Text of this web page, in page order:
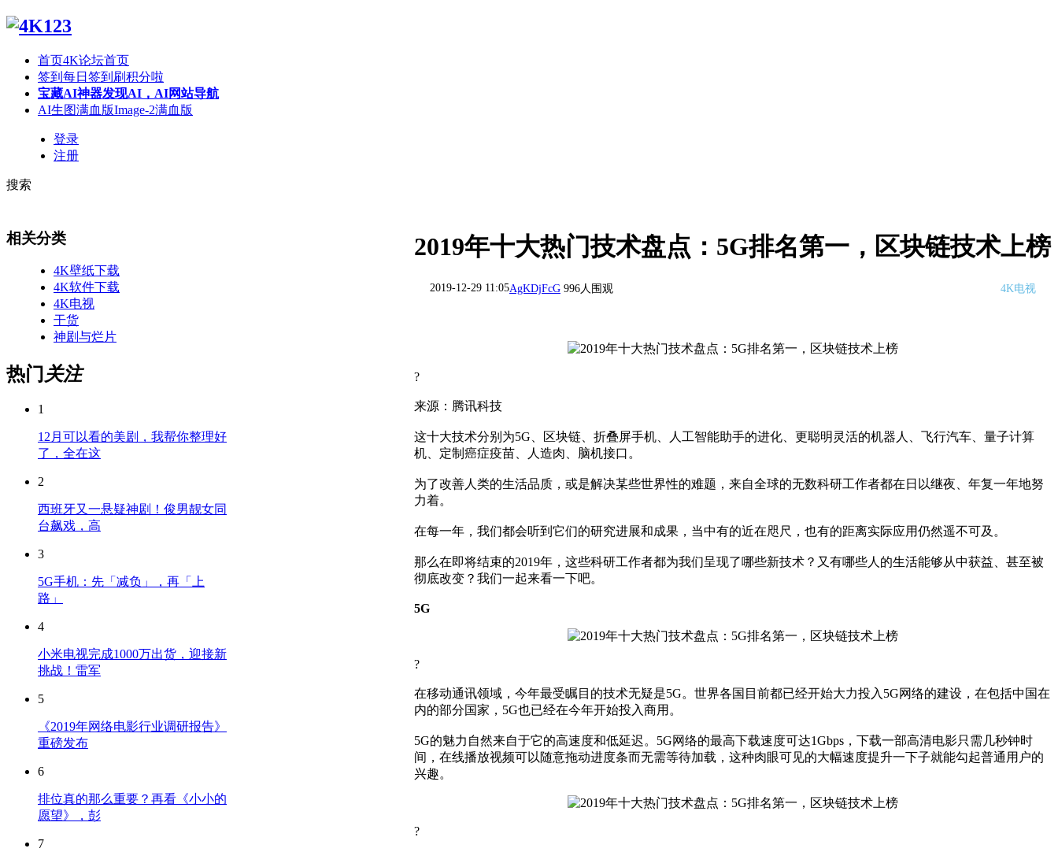
首页4K论坛首页
签到 每日签到刷积分啦
宝藏AI神器发现AI，AI网站导航
AI生图满血版Image-2满血版
登录
注册
搜索
2019年十大热门技术盘点：5G排名第一，区块链技术上榜
AgKDjFcG
2019-12-29 11:05 996人围观 4K电视
?
来源：腾讯科技
这十大技术分别为5G、区块链、折叠屏手机、人工智能助手的进化、更聪明灵活的机器人、飞行汽车、量子计算
机、定制癌症疫苗、人造肉、脑机接口。
为了改善人类的生活品质，或是解决某些世界性的难题，来自全球的无数科研工作者都在日以继夜、年复一年地努
力着。
在每一年，我们都会听到它们的研究进展和成果，当中有的近在咫尺，也有的距离实际应用仍然遥不可及。
那么在即将结束的2019年，这些科研工作者都为我们呈现了哪些新技术？又有哪些人的生活能够从中获益、甚至被
彻底改变？我们一起来看一下吧。
5G
?
在移动通讯领域，今年最受瞩目的技术无疑是5G。世界各国目前都已经开始大力投入5G网络的建设，在包括中国在
内的部分国家，5G也已经在今年开始投入商用。
5G的魅力自然来自于它的高速度和低延迟。5G网络的最高下载速度可达1Gbps，下载一部高清电影只需几秒钟时
间，在线播放视频可以随意拖动进度条而无需等待加载，这种肉眼可见的大幅速度提升一下子就能勾起普通用户的
兴趣。
?
相关分类
4K壁纸下载
4K软件下载
4K电视
干货
神剧与烂片
热门 关注
1
12月可以看的美剧，我帮你整理好
了，全在这
2
西班牙又一悬疑神剧！俊男靓女同
台飙戏，高
3
5G手机：先「减负」，再「上
路」
4
小米电视完成1000万出货，迎接新
挑战！雷军
5
《2019年网络电影行业调研报告》
重磅发布
6
排位真的那么重要？再看《小小的
愿望》，彭
7